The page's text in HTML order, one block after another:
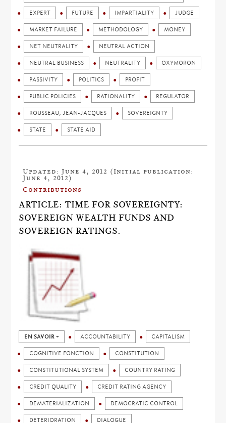
EXPERT FUTURE IMPARTIALITY JUDGE
MARKET FAILURE METHODOLOGY MONEY
NET NEUTRALITY NEUTRAL ACTION
NEUTRAL BUSINESS NEUTRALITY OXYMORON
PASSIVITY POLITICS PROFIT
PUBLIC POLICIES RATIONALITY REGULATOR
ROUSSEAU, JEAN-JACQUES SOVEREIGNTY
STATE STATE AID
Updated: June 4, 2012 (Initial publication:
June 4, 2012)
Contributions
ARTICLE: TIME FOR SOVEREIGNTY:
SOVEREIGN WEALTH FUNDS AND
SOVEREIGN RATINGS.
EN SAVOIR + ACCOUNTABILITY CAPITALISM
COGNITIVE FONCTION CONSTITUTION
CONSTITUTIONAL SYSTEM COUNTRY RATING
CREDIT QUALITY CREDIT RATING AGENCY
DEMATERIALIZATION DEMOCRATIC CONTROL
DETERIORATION DIALOGUE